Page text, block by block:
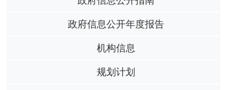
政府信息公开年度报告
机构信息
规划计划